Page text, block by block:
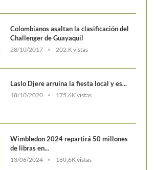
Colombianos asaltan la clasificación del
Challenger de Guayaquil
28/10/2017 202,K vistas
Laslo Djere arruina la fiesta local y es...
18/10/2020 175,6K vistas
Wimbledon 2024 repartirá 50 millones
de libras en...
13/06/2024 160,6K vistas